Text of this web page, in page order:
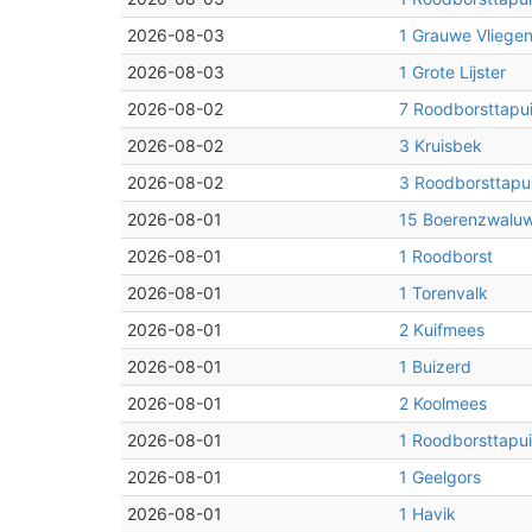
2026-08-03
1 Grauwe
2026-08-03
1 Grote Lijster
2026-08-02
7
2026-08-02
3 Kruisbek
2026-08-02
3
2026-08-01
15
2026-08-01
1 Roodborst
2026-08-01
1 Torenvalk
2026-08-01
2 Kuifmees
2026-08-01
1 Buizerd
2026-08-01
2 Koolmees
2026-08-01
1
2026-08-01
1 Geelgors
2026-08-01
1 Havik